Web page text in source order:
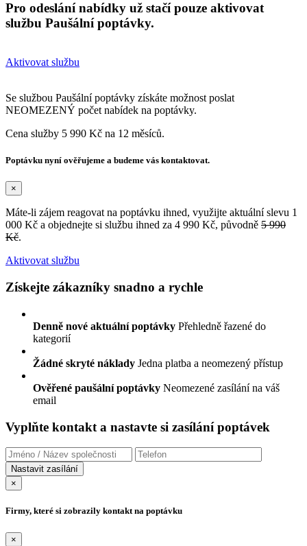
Pro odeslání nabídky už stačí pouze aktivovat
službu Paušální poptávky.
Aktivovat službu
Se službou Paušální poptávky získáte možnost poslat
NEOMEZENÝ počet nabídek na poptávky.
Cena služby 5 990 Kč na 12 měsíců.
Poptávku nyní ověřujeme a budeme vás kontaktovat.
×
Máte-li zájem reagovat na poptávku ihned, využijte aktuální slevu 1
000 Kč a objednejte si službu ihned za 4 990 Kč, původně 5 990
Kč.
Aktivovat službu
Získejte zákazníky snadno a rychle
Denně nové aktuální poptávky Přehledně řazené do
kategorií
Žádné skryté náklady Jedna platba a neomezený přístup
Ověřené paušální poptávky Neomezené zasílání na váš
email
Vyplňte kontakt a nastavte si zasílání poptávek
×
Firmy, které si zobrazily kontakt na poptávku
×